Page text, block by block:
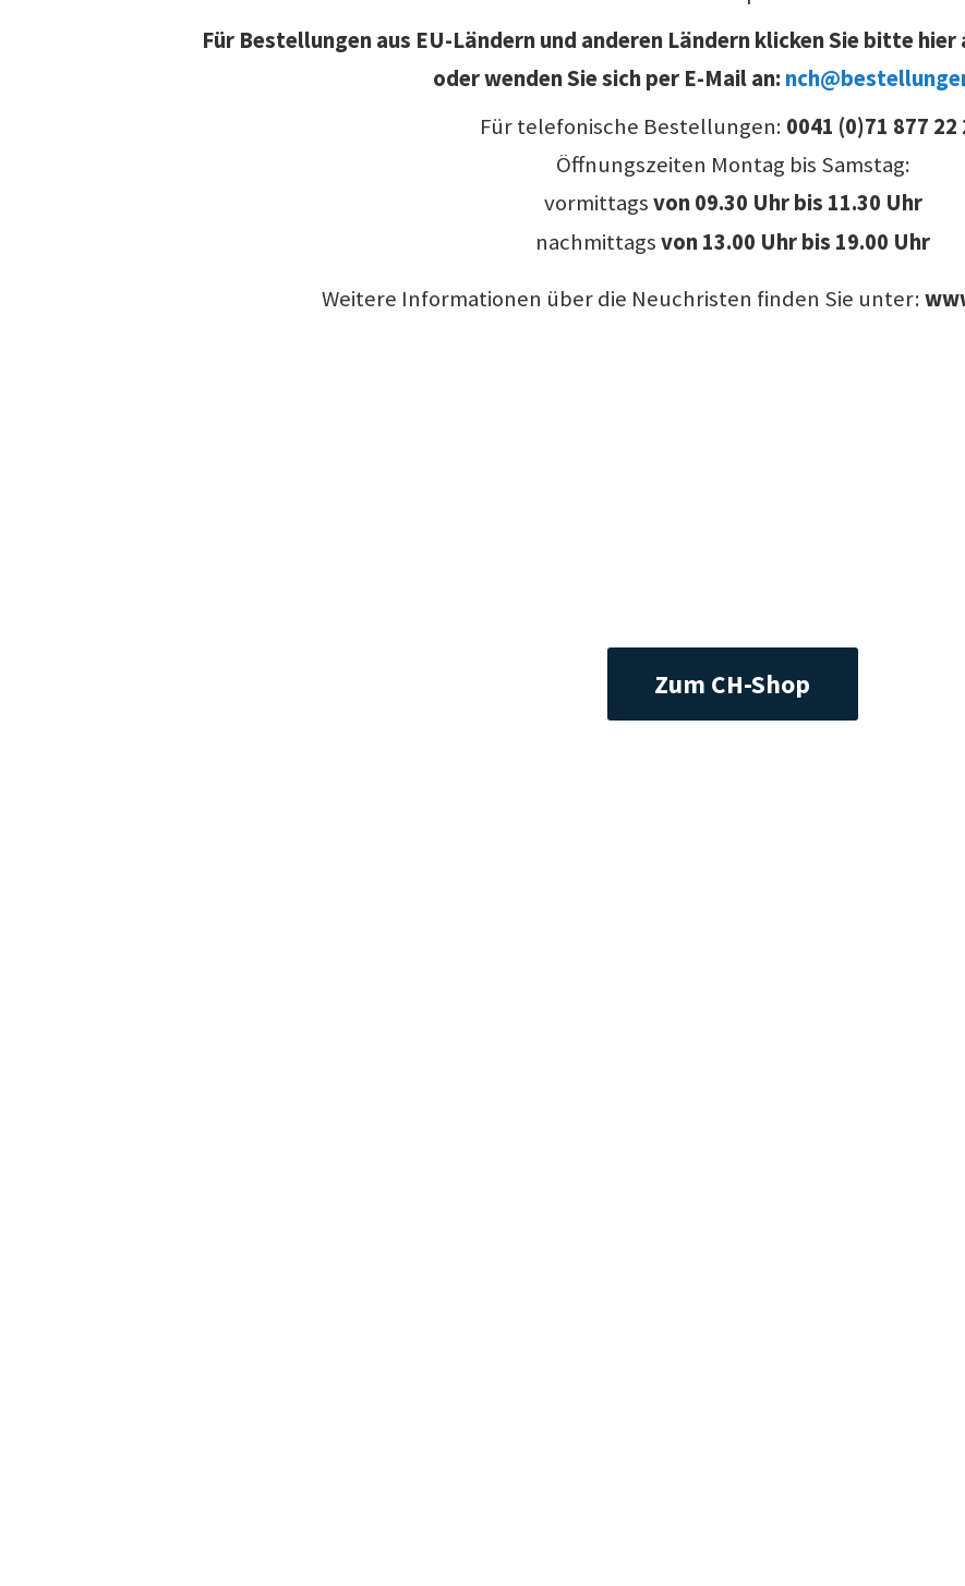
Für Bestellungen aus EU-Ländern und anderen Ländern klicken Sie bitte hier
oder wenden Sie sich per E-Mail an:
Für telefonische Bestellungen: 0041 (0)71 877 22
Öffnungszeiten Montag bis Samstag:
vormittagsvon 09.30 Uhr bis 11.30 Uhr
nachmittagsvon 13.00 Uhr bis 19.00 Uhr
Weitere Informationen über die Neuchristen finden Sie unter:
Zum CH-Shop